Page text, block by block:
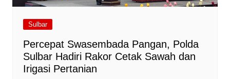
Sulbar
Percepat Swasembada Pangan, Polda
Sulbar Hadiri Rakor Cetak Sawah dan
Irigasi Pertanian